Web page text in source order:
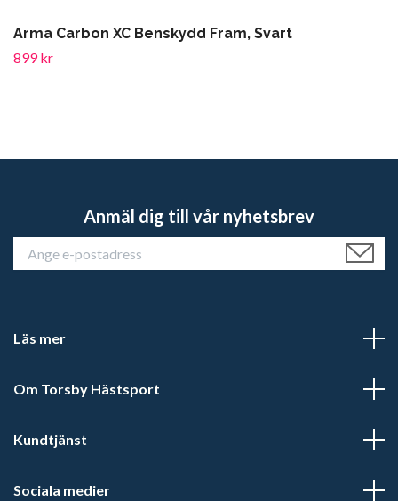
Arma Carbon XC Benskydd Fram, Svart
899 kr
Anmäl dig till vår nyhetsbrev
Läs mer
Om Torsby Hästsport
Kundtjänst
Sociala medier